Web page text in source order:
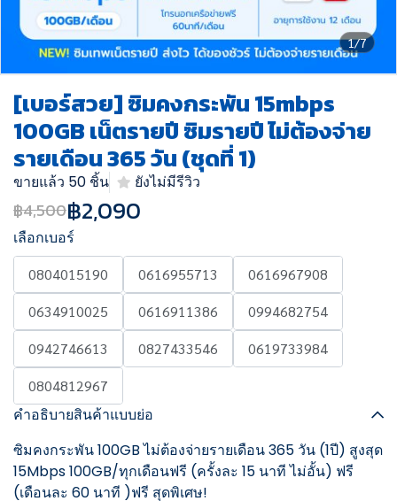
1/7
[เบอร์สวย] ซิมคงกระพัน 15mbps
100GB เน็ตรายปี ซิมรายปี ไม่ต้องจ่าย
รายเดือน 365 วัน (ชุดที่ 1)
ขายแล้ว 50 ชิ้น ยังไม่มีรีวิว
฿4,500฿2,090
เลือกเบอร์
0804015190 0616955713
0616967908
0634910025
0616911386
0994682754
0942746613
0827433546
0619733984
0804812967
คำอธิบายสินค้าแบบย่อ
ซิมคงกระพัน 100GB ไม่ต้องจ่ายรายเดือน 365 วัน (1ปี) สูงสุด
15Mbps 100GB/ทุกเดือนฟรี (ครั้งละ 15 นาที ไม่อั้น) ฟรี
(เดือนละ 60 นาที )ฟรี สุดพิเศษ!